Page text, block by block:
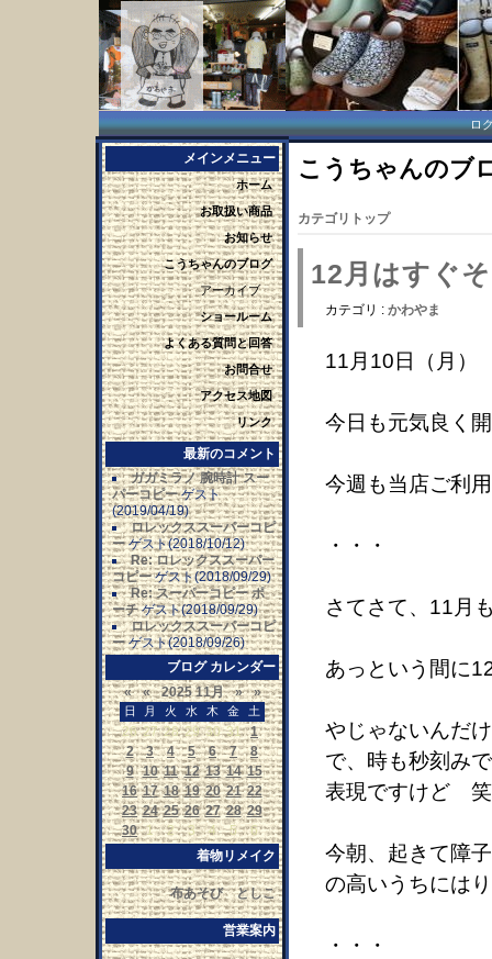
ロ
メインメニュー
ホーム
お取扱い商品
お知らせ
こうちゃんのブログ
アーカイブ
ショールーム
よくある質問と回答
お問合せ
アクセス地図
リンク
最新のコメント
ガガミラノ 腕時計 スー
パーコピー ゲスト
(2019/04/19)
ロレックススーパーコピ
ー ゲスト(2018/10/12)
Re: ロレックススーパー
コピー ゲスト(2018/09/29)
Re: スーパーコピー ポ
ーチ ゲスト(2018/09/29)
ロレックススーパーコピ
ー ゲスト(2018/09/26)
ブログ カレンダー
«
« 2025 11月 » »
日 月 火 水 木 金 土
26 27 28 29 30 31
1
2
3 4 5 6 7
8
9 10 11 12 13 14 15
16 17 18 19 20 21 22
23 24 25 26 27 28 29
30 1 2 3 4 5
6
着物リメイク
布あそび としこ
営業案内
こうちゃんのブ
カテゴリトップ
12月はすぐ
カテゴリ : かわやま
11月10日（月）
今日も元気良く
今週も当店ご利
・・・
さてさて、11月
あっという間に
やじゃないんだ
で、時も秒刻み
表現ですけど 笑
今朝、起きて障
の高いうちには
・・・